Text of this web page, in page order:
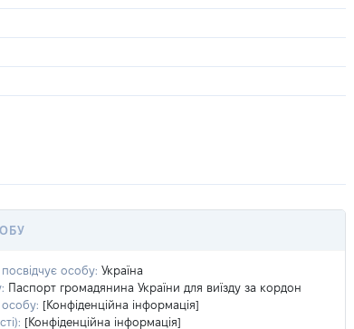
особу: Україна
Паспорт громадянина України для виїзду за кордон
особу: [Конфіденційна інформація]
[Конфіденційна інформація]